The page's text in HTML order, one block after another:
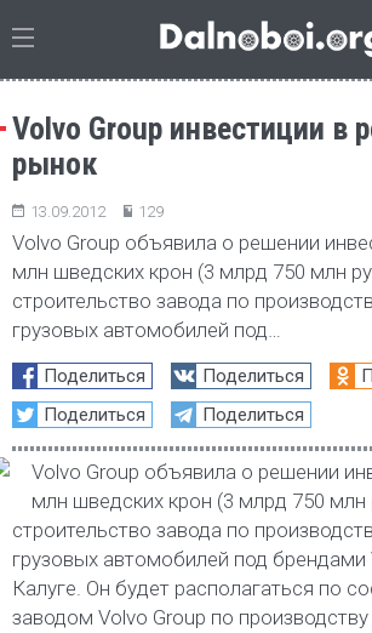
Volvo Group инвестиции в
рынок
13.09.2012 129
Volvo Group объявила о решении
млн шведских крон (3 млрд 750 млн
строительство завода по
грузовых автомобилей под…
Поделиться Поделиться
Поделиться
Поделиться
Volvo Group объявила о решении
млн шведских крон (3 млрд 750 млн
строительство завода по
грузовых автомобилей под брендами
Калуге. Он будет располагаться по
заводом Volvo Group по